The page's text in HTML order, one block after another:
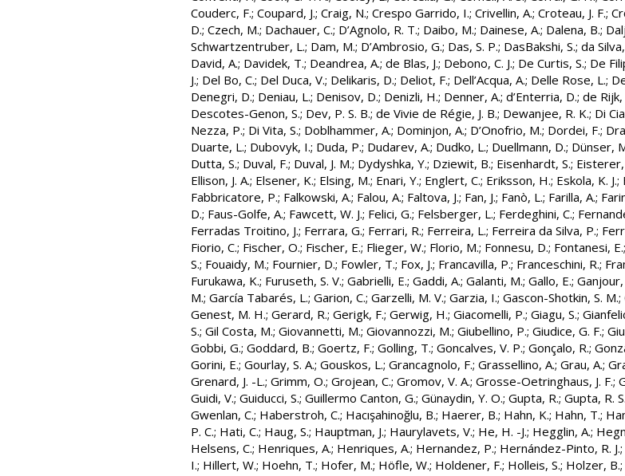
Couderc, F.; Coupard, J.; Craig, N.; Crespo Garrido, I.; Crivellin, A.; Croteau, J. F.;
D.; Czech, M.; Dachauer, C.; D’Agnolo, R. T.; Daibo, M.; Dainese, A.; Dalena, B.;
Schwartzentruber, L.; Dam, M.; D’Ambrosio, G.; Das, S. P.; DasBakshi, S.; da
David, A.; Davidek, T.; Deandrea, A.; de Blas, J.; Debono, C. J.; De Curtis, S.; De
J.; Del Bo, C.; Del Duca, V.; Delikaris, D.; Deliot, F.; Dell’Acqua, A.; Delle Rose, L.;
Denegri, D.; Deniau, L.; Denisov, D.; Denizli, H.; Denner, A.; d’Enterria, D.; de Rijk,
Descotes-Genon, S.; Dev, P. S. B.; de Vivie de Régie, J. B.; Dewanjee, R. K.; Di
Nezza, P.; Di Vita, S.; Doblhammer, A.; Dominjon, A.; D’Onofrio, M.; Dordei, F.;
Duarte, L.; Dubovyk, I.; Duda, P.; Dudarev, A.; Dudko, L.; Duellmann, D.; Dünser,
Dutta, S.; Duval, F.; Duval, J. M.; Dydyshka, Y.; Dziewit, B.; Eisenhardt, S.;
Ellison, J. A.; Elsener, K.; Elsing, M.; Enari, Y.; Englert, C.; Eriksson, H.; Eskola, K. J.;
Fabbricatore, P.; Falkowski, A.; Falou, A.; Faltova, J.; Fan, J.; Fanò, L.; Farilla, A.;
D.; Faus-Golfe, A.; Fawcett, W. J.; Felici, G.; Felsberger, L.; Ferdeghini, C.;
Ferradas Troitino, J.; Ferrara, G.; Ferrari, R.; Ferreira, L.; Ferreira da Silva, P.;
Fiorio, C.; Fischer, O.; Fischer, E.; Flieger, W.; Florio, M.; Fonnesu, D.; Fontanesi, E.;
S.; Fouaidy, M.; Fournier, D.; Fowler, T.; Fox, J.; Francavilla, P.; Franceschini, R.;
Furukawa, K.; Furuseth, S. V.; Gabrielli, E.; Gaddi, A.; Galanti, M.; Gallo, E.; Ganjour,
M.; García Tabarés, L.; Garion, C.; Garzelli, M. V.; Garzia, I.; Gascon-Shotkin, S. M.;
Genest, M. H.; Gerard, R.; Gerigk, F.; Gerwig, H.; Giacomelli, P.; Giagu, S.;
S.; Gil Costa, M.; Giovannetti, M.; Giovannozzi, M.; Giubellino, P.; Giudice, G. F.;
Gobbi, G.; Goddard, B.; Goertz, F.; Golling, T.; Goncalves, V. P.; Gonçalo, R.;
Gorini, E.; Gourlay, S. A.; Gouskos, L.; Grancagnolo, F.; Grassellino, A.; Grau, A.;
Grenard, J. -L.; Grimm, O.; Grojean, C.; Gromov, V. A.; Grosse-Oetringhaus, J. F.;
Guidi, V.; Guiducci, S.; Guillermo Canton, G.; Günaydin, Y. O.; Gupta, R.; Gupta, R. S.
Gwenlan, C.; Haberstroh, C.; Hacışahinoğlu, B.; Haerer, B.; Hahn, K.; Hahn, T.;
P. C.; Hati, C.; Haug, S.; Hauptman, J.; Haurylavets, V.; He, H. -J.; Hegglin, A.;
Helsens, C.; Henriques, A.; Henriques, A.; Hernandez, P.; Hernández-Pinto, R. J.;
I.; Hillert, W.; Hoehn, T.; Hofer, M.; Höfle, W.; Holdener, F.; Holleis, S.; Holzer, B.;